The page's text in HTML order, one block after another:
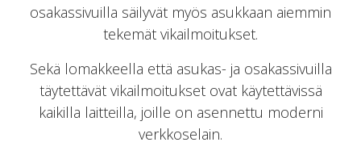
osakassivuilla säilyvät myös asukkaan aiemmin
tekemät vikailmoitukset.
Sekä lomakkeella että asukas- ja osakassivuilla
täytettävät vikailmoitukset ovat käytettävissä
kaikilla laitteilla, joille on asennettu moderni
verkkoselain.